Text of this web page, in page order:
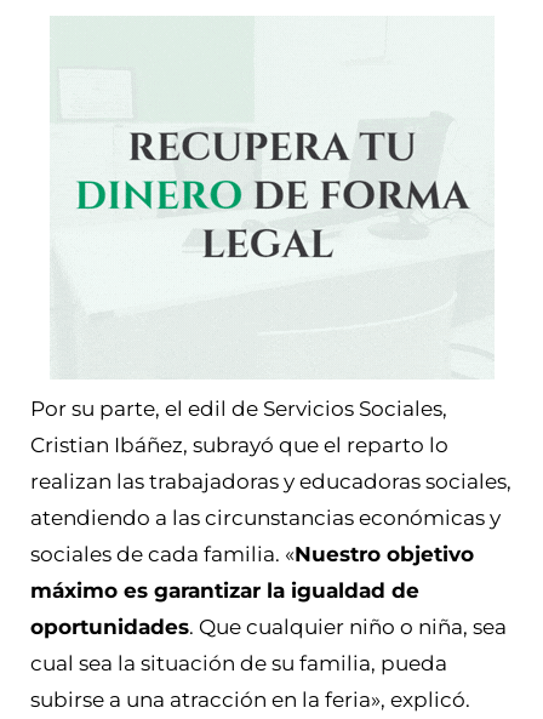
Por su parte, el edil de Servicios Sociales,
Cristian Ibáñez, subrayó que el reparto lo
realizan las trabajadoras y educadoras sociales,
atendiendo a las circunstancias económicas y
sociales de cada familia. «Nuestro objetivo
máximo es garantizar la igualdad de
oportunidades. Que cualquier niño o niña, sea
cual sea la situación de su familia, pueda
subirse a una atracción en la feria», explicó.